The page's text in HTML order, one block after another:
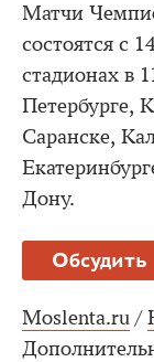
Матчи
состоятся с
стадионах в
Петербурге,
Саранске,
Дону.
Обсудить
Moslenta.ru /